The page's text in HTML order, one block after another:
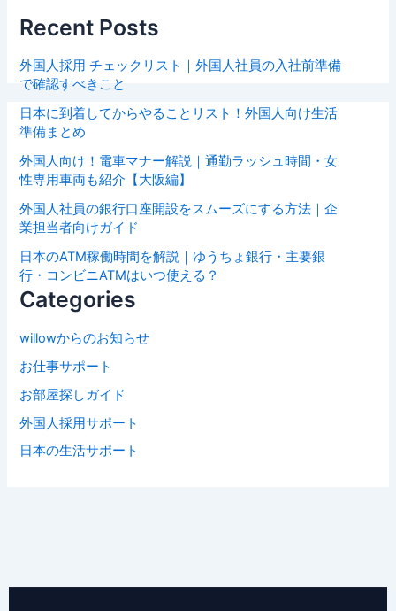
Recent Posts
外国人採用 チェックリスト｜外国人社員の入社前準備
で確認すべきこと
日本に到着してからやることリスト！外国人向け生活
準備まとめ
外国人向け！電車マナー解説｜通勤ラッシュ時間・女
性専用車両も紹介【大阪編】
外国人社員の銀行口座開設をスムーズにする方法｜企
業担当者向けガイド
日本のATM稼働時間を解説｜ゆうちょ銀行・主要銀
行・コンビニATMはいつ使える？
Categories
willowからのお知らせ
お仕事サポート
お部屋探しガイド
外国人採用サポート
日本の生活サポート